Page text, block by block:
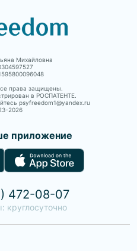
Михайловна
права защищены.
в РОСПАТЕНТЕ.
psyfreedom1@yandex.ru
2026
приложение
472-08-07
круглосуточно